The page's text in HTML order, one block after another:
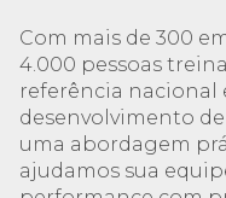
Com mais de 300
4.000 pessoas
referência nacional
desenvolvimento
uma abordagem
ajudamos sua